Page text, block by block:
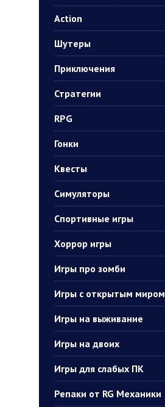
Action
Шутеры
Приключения
Стратегии
RPG
Гонки
Квесты
Симуляторы
Спортивные игры
Хоррор игры
Игры про зомби
Игры с открытым миром
Игры на выживание
Игры на двоих
Игры для слабых ПК
Репаки от RG Механики